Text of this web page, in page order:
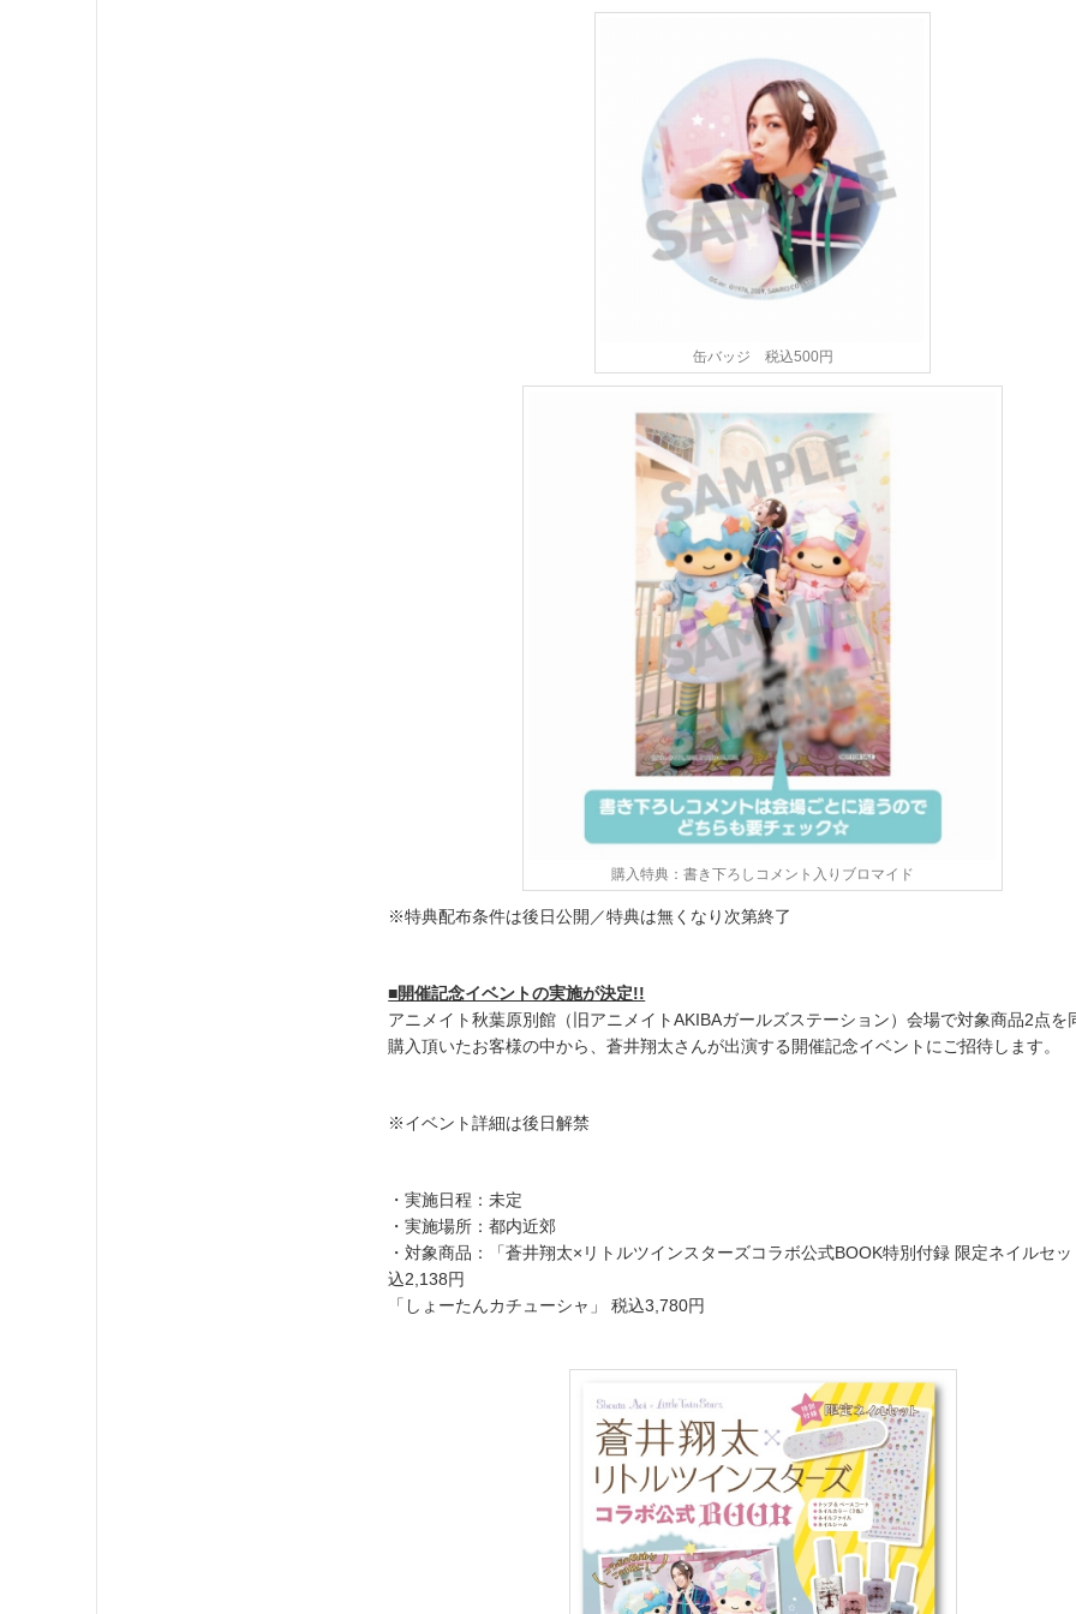
缶バッジ 税込500円
購入特典：書き下ろしコメント入りブロマイド
※特典配布条件は後日公開／特典は無くなり次第終了
■開催記念イベントの実施が決定!!
アニメイト秋葉原別館（旧アニメイトAKIBAガールズステーション）会場で対象商品2点を
購入頂いたお客様の中から、蒼井翔太さんが出演する開催記念イベントにご招待します。
※イベント詳細は後日解禁
・実施日程：未定
・実施場所：都内近郊
・対象商品：「蒼井翔太×リトルツインスターズコラボ公式BOOK特別付録 限定ネイルセ
込2,138円
「しょーたんカチューシャ」 税込3,780円